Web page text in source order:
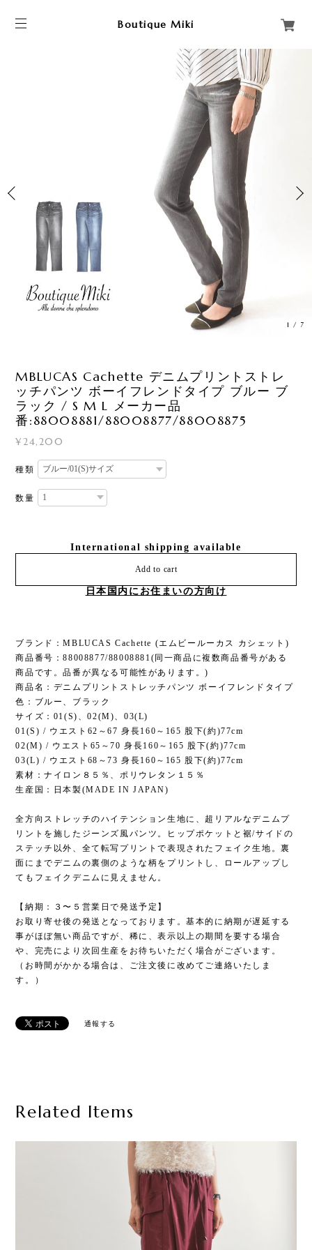
Boutique Miki
1 / 7
MBLUCAS Cachette デニムプリントストレ
ッチパンツ ボーイフレンドタイプ ブルー ブ
ラック / S M L メーカー品
番:88008881/88008877/88008875
¥24,200
種類
数量
International shipping available
Add to cart
日本国内にお住まいの方向け
ブランド：MBLUCAS Cachette (エムビールーカス カシェット)
商品番号：88008877/88008881(同一商品に複数商品番号がある
商品です。品番が異なる可能性があります。)
商品名：デニムプリントストレッチパンツ ボーイフレンドタイプ
色：ブルー、ブラック
サイズ：01(S)、02(M)、03(L)
01(S) / ウエスト62～67 身長160～165 股下(約)77cm
02(M) / ウエスト65～70 身長160～165 股下(約)77cm
03(L) / ウエスト68～73 身長160～165 股下(約)77cm
素材：ナイロン８５％、ポリウレタン１５％
生産国：日本製(MADE IN JAPAN)
全方向ストレッチのハイテンション生地に、超リアルなデニムプ
リントを施したジーンズ風パンツ。ヒップポケットと裾/サイドの
ステッチ以外、全て転写プリントで表現されたフェイク生地。裏
面にまでデニムの裏側のような柄をプリントし、ロールアップし
てもフェイクデニムに見えません。
【納期：３〜５営業日で発送予定】
お取り寄せ後の発送となっております。基本的に納期が遅延する
事がほぼ無い商品ですが、稀に、表示以上の期間を要する場合
や、完売により次回生産をお待ちいただく場合がございます。
（お時間がかかる場合は、ご注文後に改めてご連絡いたしま
す。）
通報する
Related Items